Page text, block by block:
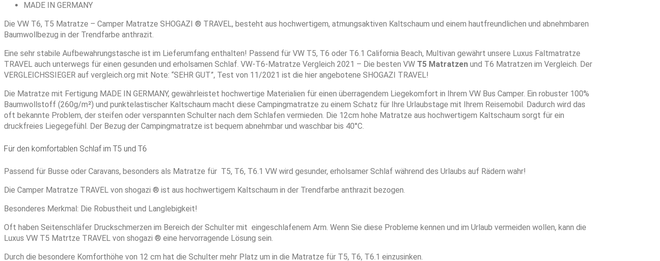
MADE IN GERMANY
Die VW T6, T5 Matratze – Camper Matratze SHOGAZI ® TRAVEL, besteht aus hochwertigem, atmungsaktiven Kaltschaum und einem hautfreundlichen und abnehmbaren
Baumwollbezug in der Trendfarbe anthrazit.
Eine sehr stabile Aufbewahrungstasche ist im Lieferumfang enthalten! Passend für VW T5, T6 oder T6.1 California Beach, Multivan gewährt unsere Luxus Faltmatratze
TRAVEL auch unterwegs für einen gesunden und erholsamen Schlaf. VW-T6-Matratze Vergleich 2021 – Die besten VW T5 Matratzen und T6 Matratzen im Vergleich. Der
VERGLEICHSSIEGER auf vergleich.org mit Note: “SEHR GUT”, Test von 11/2021 ist die hier angebotene SHOGAZI TRAVEL!
Die Matratze mit Fertigung MADE IN GERMANY, gewährleistet hochwertige Materialien für einen überragendem Liegekomfort in Ihrem VW Bus Camper. Ein robuster 100%
Baumwollstoff (260g/m²) und punktelastischer Kaltschaum macht diese Campingmatratze zu einem Schatz für Ihre Urlaubstage mit Ihrem Reisemobil. Dadurch wird das
oft bekannte Problem, der steifen oder verspannten Schulter nach dem Schlafen vermieden. Die 12cm hohe Matratze aus hochwertigem Kaltschaum sorgt für ein
druckfreies Liegegefühl. Der Bezug der Campingmatratze ist bequem abnehmbar und waschbar bis 40°C.
Für den komfortablen Schlaf im T5 und T6
Passend für Busse oder Caravans, besonders als Matratze für T5, T6, T6.1 VW wird gesunder, erholsamer Schlaf während des Urlaubs auf Rädern wahr!
Die Camper Matratze TRAVEL von shogazi ® ist aus hochwertigem Kaltschaum in der Trendfarbe anthrazit bezogen.
Besonderes Merkmal: Die Robustheit und Langlebigkeit!
Oft haben Seitenschläfer Druckschmerzen im Bereich der Schulter mit eingeschlafenem Arm. Wenn Sie diese Probleme kennen und im Urlaub vermeiden wollen, kann die
Luxus VW T5 Matrtze TRAVEL von shogazi ® eine hervorragende Lösung sein.
Durch die besondere Komforthöhe von 12 cm hat die Schulter mehr Platz um in die Matratze für T5, T6, T6.1 einzusinken.